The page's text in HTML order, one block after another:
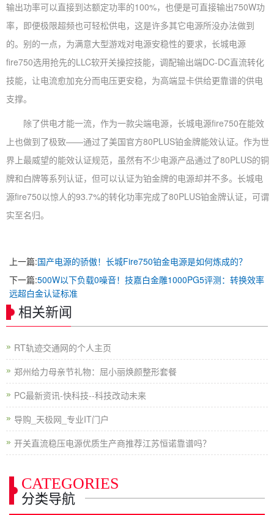
输出功率可以直接到达额定功率的100%，也便是可直接输出750W功
率，即便极限超频也可轻松供电，这是许多其它电源所没办法做到
的。别的一点，为满意大型游戏对电源安稳性的要求，长城电源
fire750选用抢先的LLC软开关操控技能，调配输出端DC-DC直流转化
技能，让电流愈加充分而电压更安稳，为高端显卡供给更靠谱的供电
支撑。
除了供电才能一流，作为一款尖端电源，长城电源fire750在能效
上也做到了极致——通过了美国官方80PLUS铂金牌能效认证。作为世
界上最威望的能效认证规范，虽然有不少电源产品通过了80PLUS的铜
牌和白牌等系列认证，但可以认证为铂金牌的电源却并不多。长城电
源fire750以惊人的93.7%的转化功率完成了80PLUS铂金牌认证，可谓
实至名归。
上一篇:国产电源的骄傲！长城Fire750铂金电源是如何炼成的？
下一篇:500W以下负载0噪音！技嘉白金雕1000PG5评测：转换效率
远超白金认证标准
相关新闻
RT轨迹交通网的个人主页
郑州给力母亲节礼物：屈小丽焕颜整形套餐
PC最新资讯-快科技--科技改动未来
导购_天极网_专业IT门户
开关直流稳压电源优质生产商推荐江苏恒诺靠谱吗？
CATEGORIES
分类导航